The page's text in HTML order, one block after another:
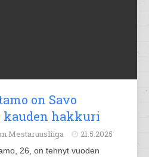
on Savo
kauden hakkuri
Mestaruusliiga 21.5.2025
26, on tehnyt vuoden